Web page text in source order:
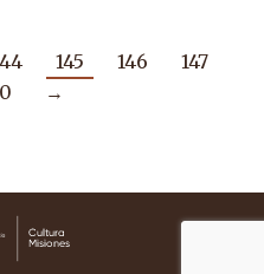
145 146
147
→